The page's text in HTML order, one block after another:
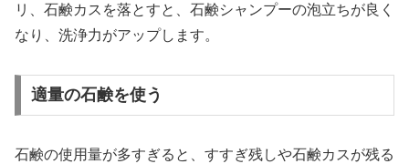
リ、石鹸カスを落とすと、石鹸シャンプーの泡立ちが良く
なり、洗浄力がアップします。
適量の石鹸を使う
石鹸の使用量が多すぎると、すすぎ残しや石鹸カスが残る